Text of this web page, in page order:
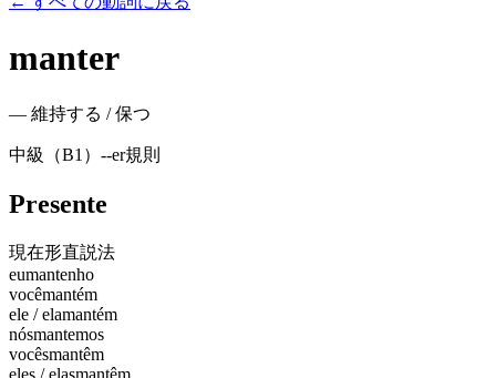
manter
— 維持する / 保つ
中級（B1） --er規則
Presente
現在形直説法
eumantenho
vocêmantém
ele / elamantém
nósmantemos
vocêsmantêm
eles / elasmantêm